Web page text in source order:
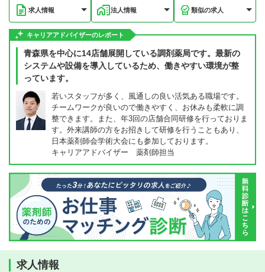
求人情報 法人情報 類似の求人
キャリアアドバイザーのレポート
青森県を中心に14店舗展開している調剤薬局です。最新の
システムや設備を導入しているため、働きやすい環境が整
っています。
若いスタッフが多く、風通しの良い活気ある職場です。
チームワークが良いので働きやすく、お休みも柔軟に調
整できます。また、年3回の店舗合同研修を行っておりま
す。外来講師の方をお招きして研修を行うこともあり、
日本薬剤師会学術大会にも参加しております。
キャリアアドバイザー 薬剤師担当
求人情報